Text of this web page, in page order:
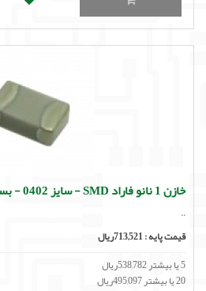
خازن 1 نانو فاراد SMD - سایز 0402 - بسته 50 تایی
..
قیمت پایه :713,521ریال
5 یا بیشتر 538,782ریال
20 یا بیشتر 495,097ریال